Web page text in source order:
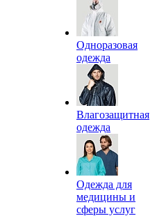
Одноразовая
одежда
Влагозащитная
одежда
Одежда для
медицины и
сферы услуг